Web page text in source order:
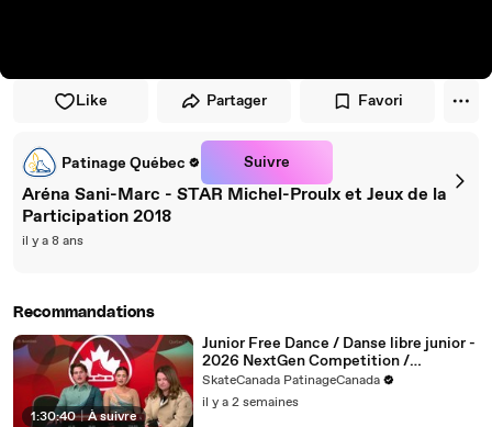
Like Partager Favori
Patinage Québec Suivre
Aréna Sani-Marc - STAR Michel-Proulx et Jeux de la
Participation 2018
il y a 8 ans
Recommandations
1:30:40 | À suivre
Junior Free Dance / Danse libre junior -
2026 NextGen Competition /
Compétition NextGen 2026
SkateCanada PatinageCanada
il y a 2 semaines